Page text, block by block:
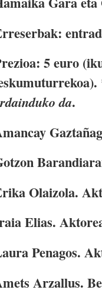
5 euro
da.
Olaizola.
Elias.
Penagos.
Arzallus.